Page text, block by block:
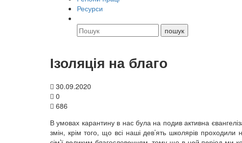
Ресурси
Ізоляція на благо
30.09.2020
0
686
В умовах карантину в нас була на подив активна
змін, крім того, що всі наші дев’ять школярів